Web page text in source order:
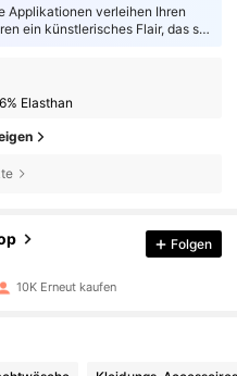
Applikationen verleihen Ihren
ein künstlerisches Flair, das sie
Elasthan
Folgen
10K Erneut kaufen